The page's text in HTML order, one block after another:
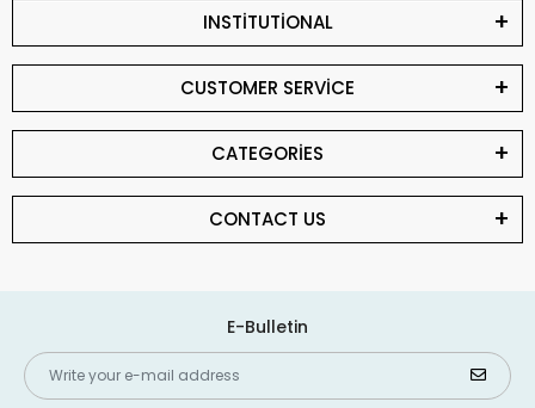
INSTİTUTİONAL
CUSTOMER SERVİCE
CATEGORİES
CONTACT US
E-Bulletin